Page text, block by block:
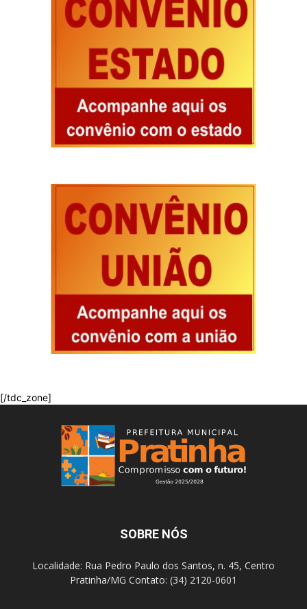
[/tdc_zone]
SOBRE NÓS
Localidade: Rua Pedro Paulo dos Santos, n. 45, Centro
Pratinha/MG Contato: (34) 2120-0601